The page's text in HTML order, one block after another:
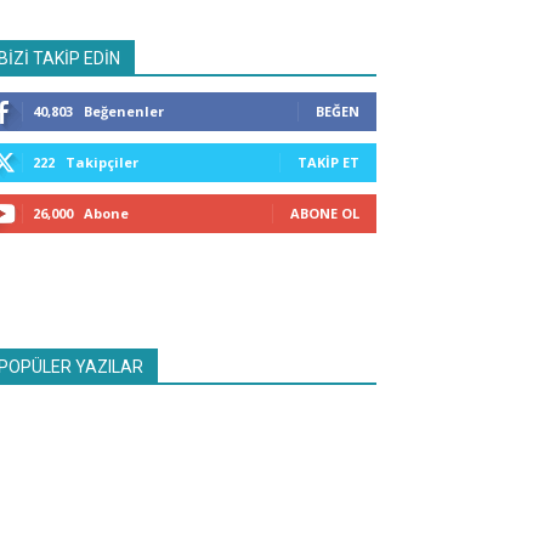
BİZİ TAKİP EDİN
40,803 Beğenenler BEĞEN
222 Takipçiler TAKIP ET
26,000 Abone ABONE OL
POPÜLER YAZILAR